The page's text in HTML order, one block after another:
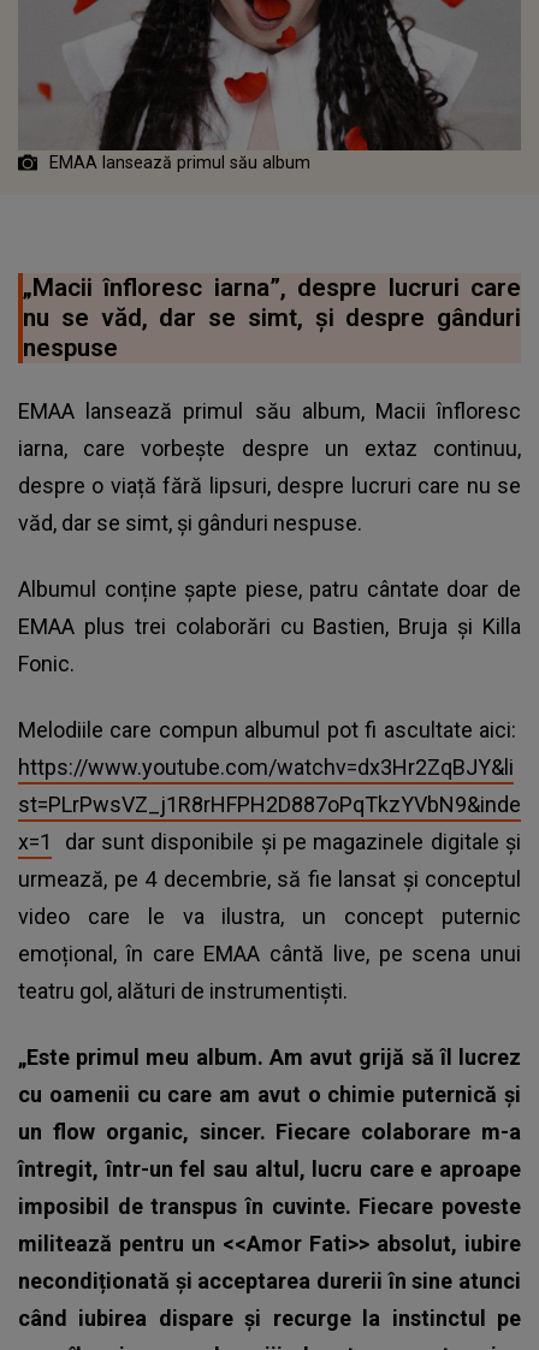
EMAA lansează primul său album
„Macii înfloresc iarna”, despre lucruri care
nu se văd, dar se simt, și despre gânduri
nespuse
EMAA lansează primul său album, Macii înfloresc
iarna, care vorbește despre un extaz continuu,
despre o viață fără lipsuri, despre lucruri care nu se
văd, dar se simt, și gânduri nespuse.
Albumul conține șapte piese, patru cântate doar de
EMAA plus trei colaborări cu Bastien, Bruja și Killa
Fonic.
Melodiile care compun albumul pot fi ascultate aici:
https://www.youtube.com/watchv=dx3Hr2ZqBJY&li
st=PLrPwsVZ_j1R8rHFPH2D887oPqTkzYVbN9&inde
x=1
dar sunt disponibile și pe magazinele digitale și
urmează, pe 4 decembrie, să fie lansat și conceptul
video care le va ilustra, un concept puternic
emoțional, în care EMAA cântă live, pe scena unui
teatru gol, alături de instrumentiști.
„Este primul meu album. Am avut grijă să îl lucrez
cu oamenii cu care am avut o chimie puternică și
un flow organic, sincer. Fiecare colaborare m-a
întregit, într-un fel sau altul, lucru care e aproape
imposibil de transpus în cuvinte. Fiecare poveste
militează pentru un <<Amor Fati>> absolut, iubire
necondiționată și acceptarea durerii în sine atunci
când iubirea dispare și recurge la instinctul pe